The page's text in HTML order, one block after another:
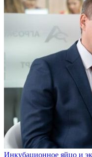
Инкубационное яйцо и